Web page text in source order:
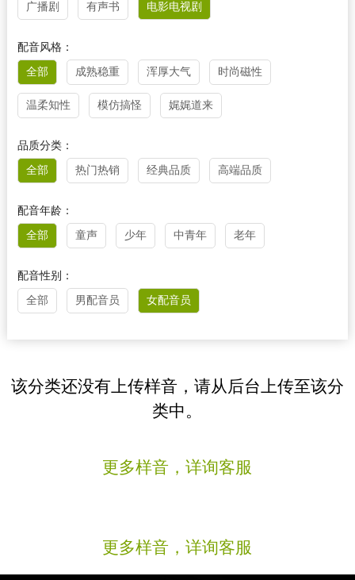
塞尔维亚语 斯诺维尼亚语 乌尔都语
西班牙语
印尼语 其他
广播剧 有声书 电影电视剧
配音风格：
全部 成熟稳重 浑厚大气 时尚磁性
温柔知性 模仿搞怪 娓娓道来
品质分类：
全部 热门热销 经典品质 高端品质
配音年龄：
全部 童声 少年 中青年 老年
配音性别：
全部 男配音员 女配音员
该分类还没有上传样音，请从后台上传至该分
类中。
更多样音，详询客服
更多样音，详询客服